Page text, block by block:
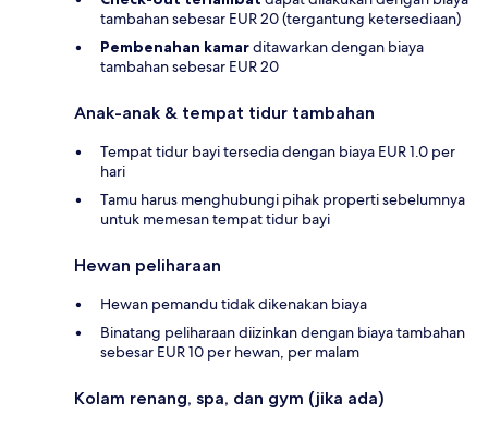
tambahan sebesar EUR 20 (tergantung ketersediaan)
Pembenahan kamarditawarkan dengan biaya
tambahan sebesar EUR 20
Anak-anak & tempat tidur tambahan
Tempat tidur bayi tersedia dengan biaya EUR 1.0 per
hari
Tamu harus menghubungi pihak properti sebelumnya
untuk memesan tempat tidur bayi
Hewan peliharaan
Hewan pemandu tidak dikenakan biaya
Binatang peliharaan diizinkan dengan biaya tambahan
sebesar EUR 10 per hewan, per malam
Kolam renang, spa, dan gym (jika ada)